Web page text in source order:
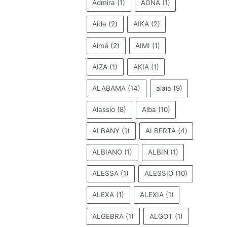
Admira (1) AGNA (1)
Aida (2) AIKA (2)
Aimé (2) AIMI (1)
AIZA (1) AKIA (1)
ALABAMA (14) alaia (9)
Alassio (8) Alba (10)
ALBANY (1) ALBERTA (4)
ALBIANO (1) ALBIN (1)
ALESSA (1) ALESSIO (10)
ALEXA (1) ALEXIA (1)
ALGEBRA (1) ALGOT (1)